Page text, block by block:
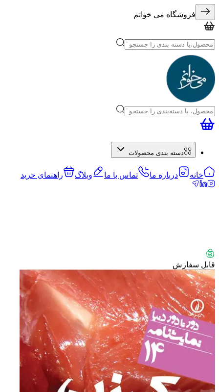
فروشگاه می خوانم
دسته بندی محصولات
خانه درباره ما تماس با ما وبلاگ راهنمای خرید
قابل سفارش